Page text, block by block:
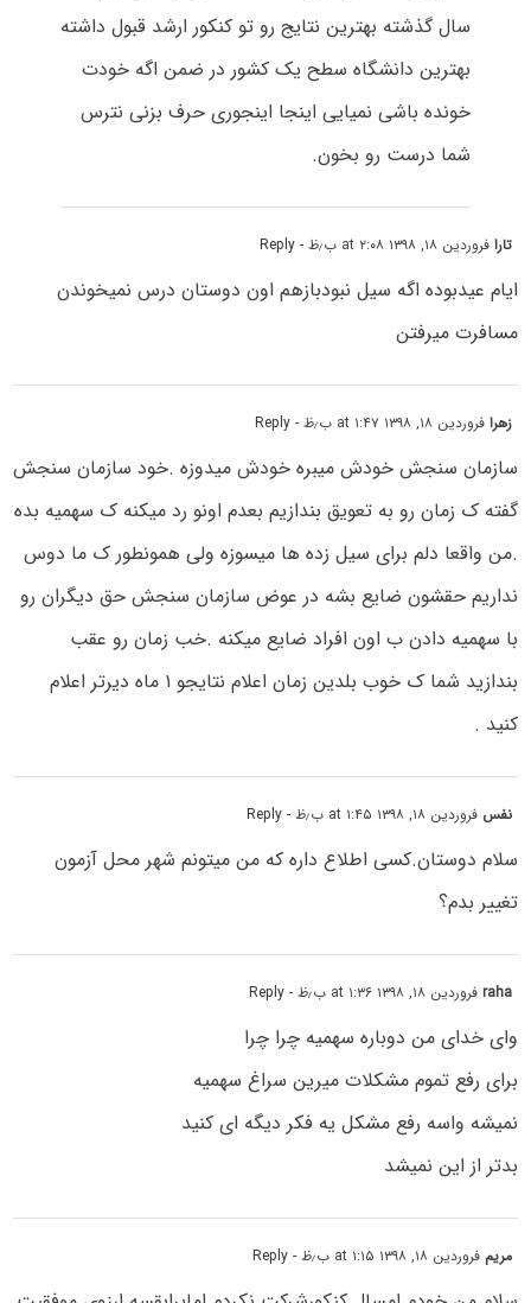
سال گذشته بهترین نتایج رو تو کنکور ارشد قبول داشته
بهترین دانشگاه سطح یک کشور در ضمن اگه خودت
خونده باشی نمیایی اینجا اینجوری حرف بزنی نترس
شما درست رو بخون.
تارافروردین ۱۸, ۱۳۹۸ at ۲:۰۸ ب٫ظ - Reply
ایام عیدبوده اگه سیل نبودبازهم اون دوستان درس نمیخوندن
مسافرت میرفتن
زهرافروردین ۱۸, ۱۳۹۸ at ۱:۴۷ ب٫ظ - Reply
سازمان سنجش خودش میبره خودش میدوزه .خود سازمان سنجش
گفته ک زمان رو به تعویق بندازیم بعدم اونو رد میکنه ک سهمیه بده
.من واقعا دلم برای سیل زده ها میسوزه ولی همونطور ک ما دوس
نداریم حقشون ضایع بشه در عوض سازمان سنجش حق دیگران رو
با سهمیه دادن ب اون افراد ضایع میکنه .خب زمان رو عقب
بندازید شما ک خوب بلدین زمان اعلام نتایجو ۱ ماه دیرتر اعلام
کنید .
نفس فروردین ۱۸, ۱۳۹۸ at ۱:۴۵ ب٫ظ - Reply
سلام دوستان.کسی اطلاع داره که من میتونم شهر محل آزمون
تغییر بدم؟
rahaفروردین ۱۸, ۱۳۹۸ at ۱:۳۶ ب٫ظ - Reply
وای خدای من دوباره سهمیه چرا چرا
برای رفع تموم مشکلات میرین سراغ سهمیه
نمیشه واسه رفع مشکل یه فکر دیگه ای کنید
بدتر از این نمیشد
مریم فروردین ۱۸, ۱۳۹۸ at ۱:۱۵ ب٫ظ - Reply